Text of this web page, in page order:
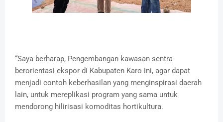
“Saya berharap, Pengembangan kawasan sentra
berorientasi ekspor di Kabupaten Karo ini, agar dapat
menjadi contoh keberhasilan yang menginspirasi daerah
lain, untuk mereplikasi program yang sama untuk
mendorong hilirisasi komoditas hortikultura.